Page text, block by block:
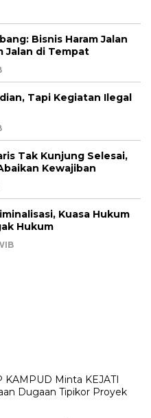
Bisnis Haram Jalan
Jalan di Tempat
Tapi Kegiatan Ilegal
Tak Kunjung Selesai,
Kewajiban
Kuasa Hukum
Hukum